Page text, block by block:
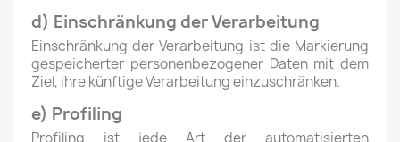
d) Einschränkung der Verarbeitung
Einschränkung der Verarbeitung ist die Markierung
gespeicherter personenbezogener Daten mit dem
Ziel, ihre künftige Verarbeitung einzuschränken.
e) Profiling
Profiling ist jede Art der automatisierten